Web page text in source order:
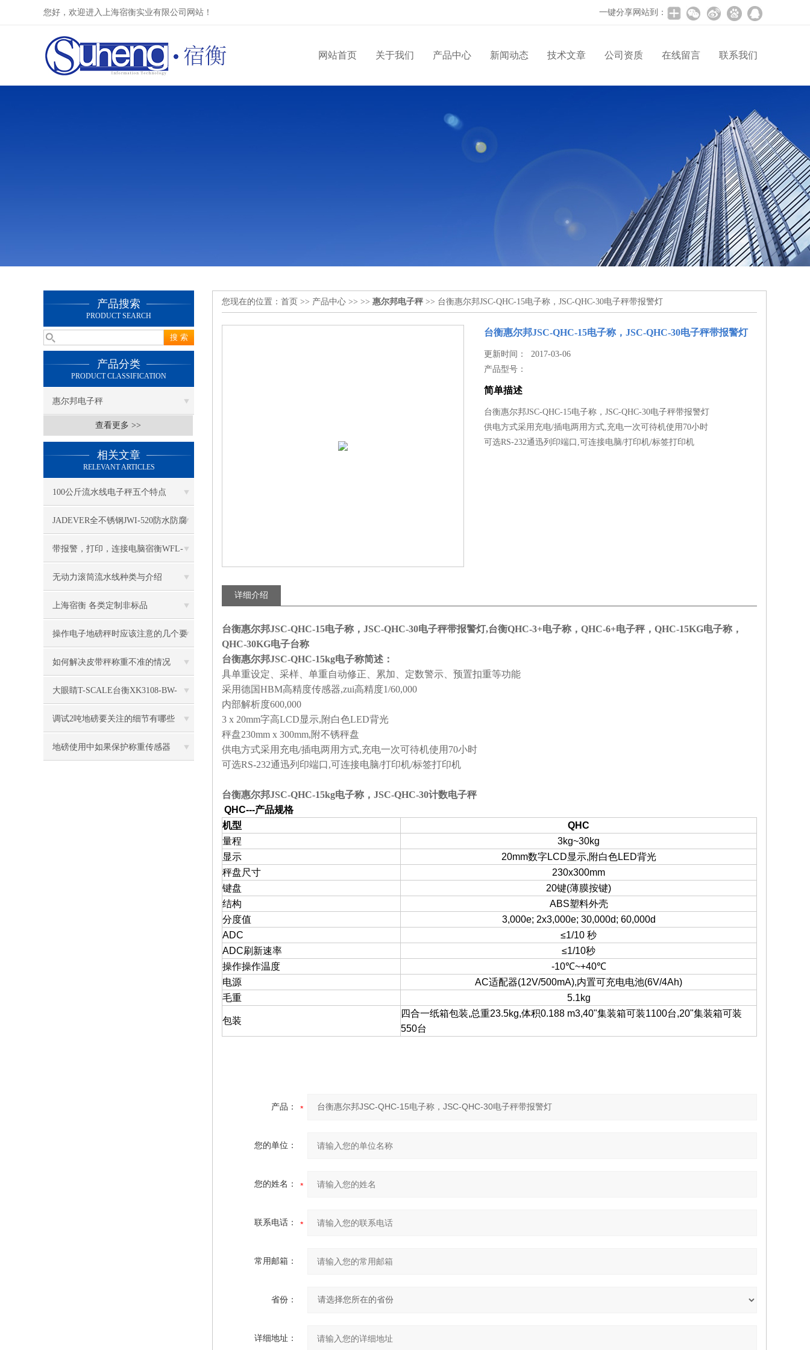
您好，欢迎进入上海宿衡实业有限公司网站！ 一键分享网站到：
网站首页 关于我们 产品中心 新闻动态 技术文章 公司资质 在线留言 联系我们
产品搜索
PRODUCT SEARCH
产品分类
PRODUCT CLASSIFICATION
惠尔邦电子秤
查看更多 >>
相关文章
RELEVANT ARTICLES
100公斤流水线电子秤五个特点
JADEVER全不锈钢JWI-520防水防腐
电子秤特点
带报警，打印，连接电脑宿衡WFL-
3100电子台秤
无动力滚筒流水线种类与介绍
上海宿衡 各类定制非标品
操作电子地磅秤时应该注意的几个要
点
如何解决皮带秤称重不准的情况
大眼睛T-SCALE台衡XK3108-BW-
150kg电子秤
调试2吨地磅要关注的细节有哪些
地磅使用中如果保护称重传感器
您现在的位置： 首页 >> 产品中心 >> >> 惠尔邦电子秤 >> 台衡惠尔邦JSC-QHC-15电子称，JSC-QHC-30电子秤带报警灯
台衡惠尔邦JSC-QHC-15电子称，JSC-QHC-30电子秤带报警灯
更新时间： 2017-03-06
产品型号：
简单描述
台衡惠尔邦JSC-QHC-15电子称，JSC-QHC-30电子秤带报警灯
供电方式采用充电/插电两用方式,充电一次可待机使用70小时
可选RS-232通迅列印端口,可连接电脑/打印机/标签打印机
详细介绍
台衡惠尔邦JSC-QHC-15电子称，JSC-QHC-30电子秤带报警灯,台衡QHC-3+电子称，QHC-6+电子秤，QHC-15KG电子称，
QHC-30KG电子台称
台衡惠尔邦JSC-QHC-15kg电子称简述：
具单重设定、采样、单重自动修正、累加、定数警示、预置扣重等功能
采用德国HBM高精度传感器,zui高精度1/60,000
内部解析度600,000
3 x 20mm字高LCD显示,附白色LED背光
秤盘230mm x 300mm,附不锈秤盘
供电方式采用充电/插电两用方式,充电一次可待机使用70小时
可选RS-232通迅列印端口,可连接电脑/打印机/标签打印机
台衡惠尔邦JSC-QHC-15kg电子称，JSC-QHC-30计数电子秤
QHC---产品规格
机型
QHC
量程
3kg~30kg
显示
20mm数字LCD显示,附白色LED背光
秤盘尺寸
230x300mm
键盘
20键(薄膜按键)
结构
ABS塑料外壳
分度值
3,000e; 2x3,000e; 30,000d; 60,000d
ADC
≤1/10 秒
ADC刷新速率
≤1/10秒
操作操作温度
-10℃~+40℃
电源
AC适配器(12V/500mA),内置可充电电池(6V/4Ah)
毛重
5.1kg
包装
四合一纸箱包装,总重23.5kg,体积0.188 m3,40"集装箱可装1100台,20"集装箱可装
550台
产品：
您的单位：
您的姓名：
联系电话：
常用邮箱：
省份：
详细地址：